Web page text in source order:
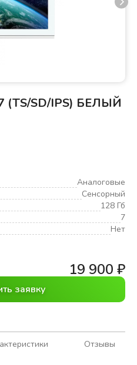
(TS/SD/IPS) БЕЛЫЙ
Аналоговые
Сенсорный
128 Гб
7
Нет
19 900 ₽
заявку
Отзывы